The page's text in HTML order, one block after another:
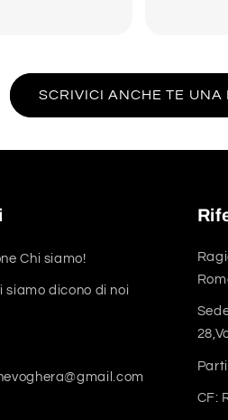
SCRIVICI ANCHE TE UNA
Chi siamo!
siamo dicono di noi
CF: